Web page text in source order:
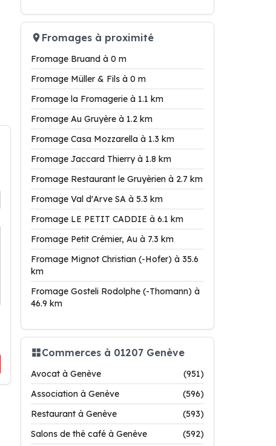
Fromages à proximité
Fromage Bruand à 0 m
Fromage Müller & Fils à 0 m
Fromage la Fromagerie à 1.1 km
Fromage Au Gruyère à 1.2 km
Fromage Casa Mozzarella à 1.3 km
Fromage Jaccard Thierry à 1.8 km
Fromage Restaurant le Gruyèrien à 2.7 km
Fromage Val d'Arve SA à 5.3 km
Fromage LE PETIT CADDIE à 6.1 km
Fromage Petit Crémier, Au à 7.3 km
Fromage Mignot Christian (-Hofer) à 35.6
km
Fromage Gosteli Rodolphe (-Thomann) à
46.9 km
Commerces à 01207 Genève
Avocat à Genève
(951)
Association à Genève
(596)
Restaurant à Genève
(593)
Salons de thé café à Genève
(592)